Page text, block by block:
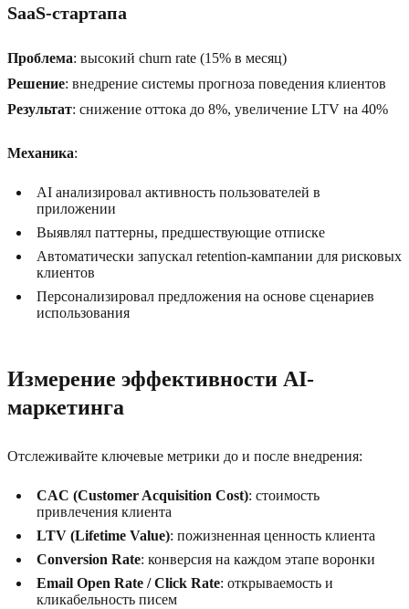
SaaS-стартапа
Проблема: высокий churn rate (15% в месяц)
Решение: внедрение системы прогноза поведения клиентов
Результат: снижение оттока до 8%, увеличение LTV на 40%
Механика:
AI анализировал активность пользователей в
приложении
Выявлял паттерны, предшествующие отписке
Автоматически запускал retention-кампании для рисковых
клиентов
Персонализировал предложения на основе сценариев
использования
Измерение эффективности AI-
маркетинга
Отслеживайте ключевые метрики до и после внедрения:
CAC (Customer Acquisition Cost): стоимость
привлечения клиента
LTV (Lifetime Value): пожизненная ценность клиента
Conversion Rate: конверсия на каждом этапе воронки
Email Open Rate / Click Rate: открываемость и
кликабельность писем